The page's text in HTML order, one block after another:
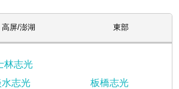
高屏/澎湖 東部
林志光
水志光 板橋志光